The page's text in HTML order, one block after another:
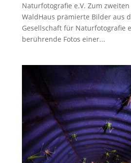
Naturfotografie e.V. Zum
WaldHaus prämierte Bilder aus
Gesellschaft für Naturfotografie
berührende Fotos einer...